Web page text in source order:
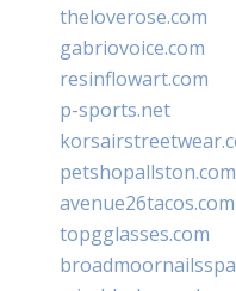
theloverose.com
gabriovoice.com
resinflowart.com
p-sports.net
petshopallston.com
avenue26tacos.com
topgglasses.com